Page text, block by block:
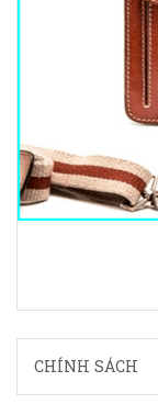
CHÍNH SÁCH